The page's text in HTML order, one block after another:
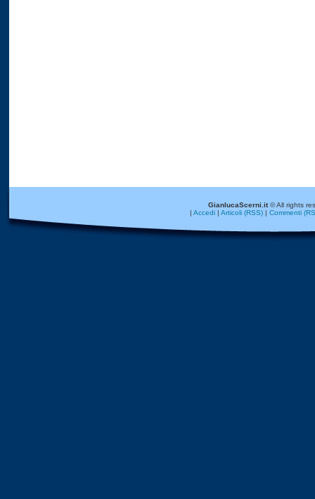
GianlucaScerni.it© All rights
| Accedi| Articoli (RSS)| Commenti